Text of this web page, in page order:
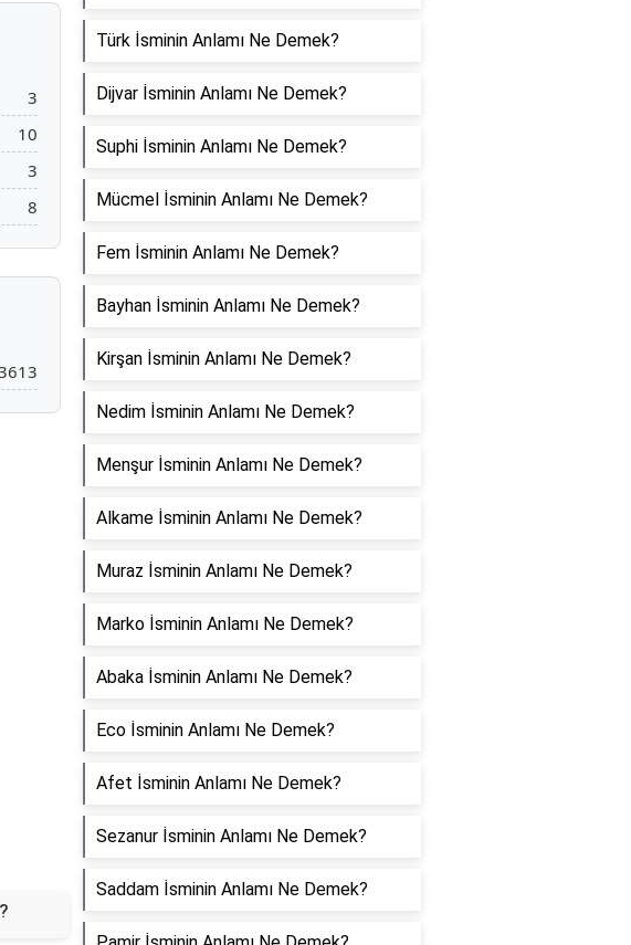
3
10
3
8
Türk İsminin Anlamı Ne Demek?
Dijvar İsminin Anlamı Ne Demek?
Suphi İsminin Anlamı Ne Demek?
Mücmel İsminin Anlamı Ne Demek?
Fem İsminin Anlamı Ne Demek?
Bayhan İsminin Anlamı Ne Demek?
Kirşan İsminin Anlamı Ne Demek?
Nedim İsminin Anlamı Ne Demek?
Menşur İsminin Anlamı Ne Demek?
Alkame İsminin Anlamı Ne Demek?
Muraz İsminin Anlamı Ne Demek?
Marko İsminin Anlamı Ne Demek?
Abaka İsminin Anlamı Ne Demek?
Eco İsminin Anlamı Ne Demek?
Afet İsminin Anlamı Ne Demek?
Sezanur İsminin Anlamı Ne Demek?
Saddam İsminin Anlamı Ne Demek?